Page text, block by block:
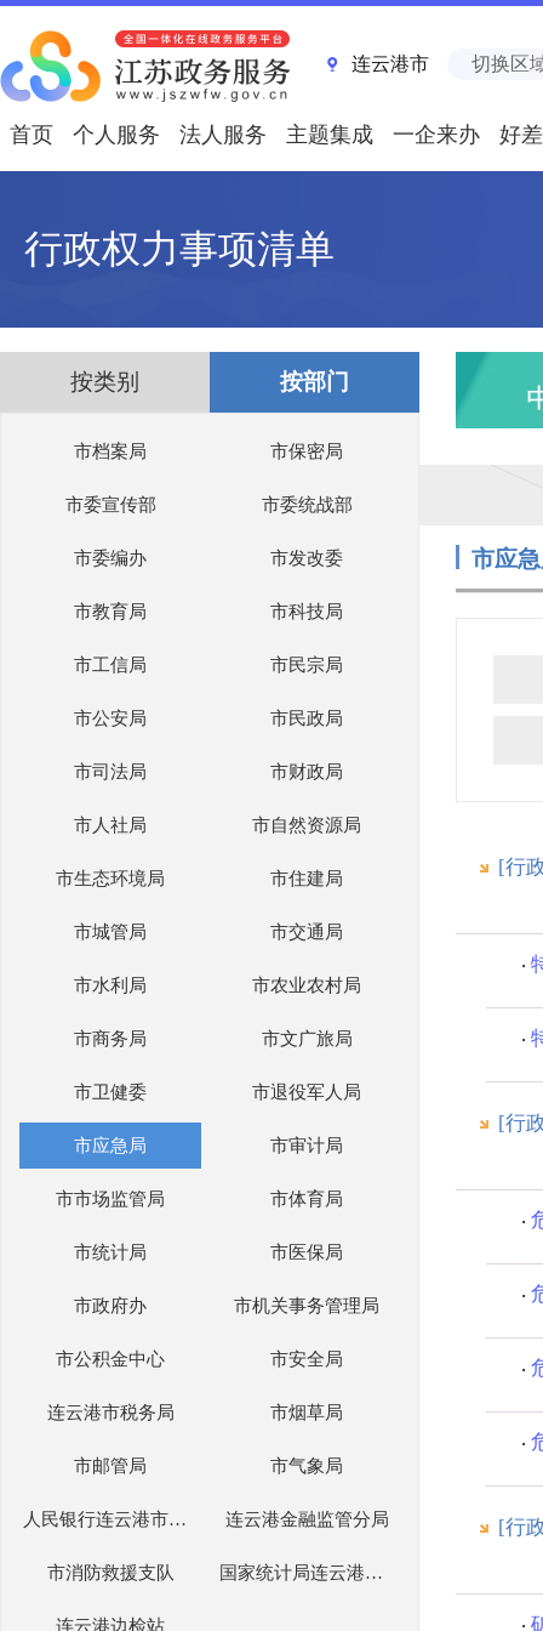
连云港市 切换区
首页 个人服务 法人服务 主题集成 一企来办 好
行政权力事项清单
按类别 按部门
市档案局 市保密局
市委宣传部 市委统战部
市委编办 市发改委
市教育局 市科技局
市工信局 市民宗局
市公安局 市民政局
市司法局 市财政局
市人社局 市自然资源局
市生态环境局 市住建局
市城管局 市交通局
市水利局 市农业农村局
市商务局 市文广旅局
市卫健委 市退役军人局
市应急局 市审计局
市市场监管局 市体育局
市统计局 市医保局
市政府办 市机关事务管理局
市公积金中心 市安全局
连云港市税务局 市烟草局
市邮管局 市气象局
人民银行连云港市分行 连云港金融监管分局
市消防救援支队 国家统计局连云港调查队
连云港边检站
市应
[行
[行
[行